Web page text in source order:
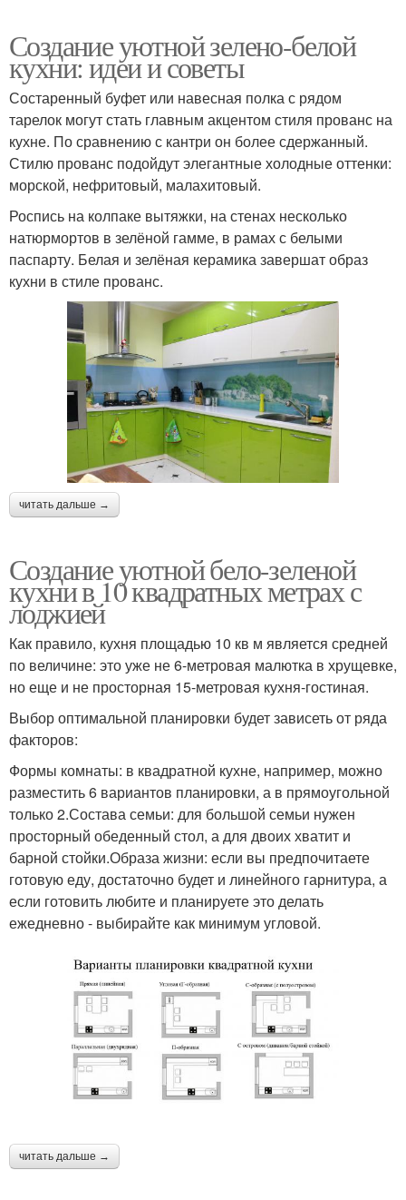
Создание уютной зелено-белой
кухни: идеи и советы
Состаренный буфет или навесная полка с рядом
тарелок могут стать главным акцентом стиля прованс на
кухне. По сравнению с кантри он более сдержанный.
Стилю прованс подойдут элегантные холодные оттенки:
морской, нефритовый, малахитовый.
Роспись на колпаке вытяжки, на стенах несколько
натюрмортов в зелёной гамме, в рамах с белыми
паспарту. Белая и зелёная керамика завершат образ
кухни в стиле прованс.
читать дальше →
Создание уютной бело-зеленой
кухни в 10 квадратных метрах с
лоджией
Как правило, кухня площадью 10 кв м является средней
по величине: это уже не 6-метровая малютка в хрущевке,
но еще и не просторная 15-метровая кухня-гостиная.
Выбор оптимальной планировки будет зависеть от ряда
факторов:
Формы комнаты: в квадратной кухне, например, можно
разместить 6 вариантов планировки, а в прямоугольной
только 2.Состава семьи: для большой семьи нужен
просторный обеденный стол, а для двоих хватит и
барной стойки.Образа жизни: если вы предпочитаете
готовую еду, достаточно будет и линейного гарнитура, а
если готовить любите и планируете это делать
ежедневно - выбирайте как минимум угловой.
читать дальше →